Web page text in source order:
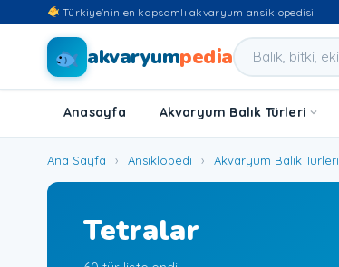
Türkiye'nin en kapsamlı akvaryum ansiklopedisi
akvaryumpedia
Anasayfa Akvaryum Balık Türleri
Ana Sayfa › Ansiklopedi › Akvaryum Balık Türleri
Tetralar